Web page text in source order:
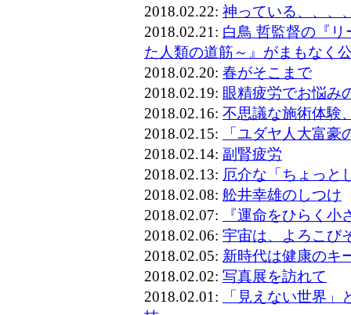
2018.02.22: 神っている、、、
2018.02.21: 白鳥 哲監督の『
た人類の道筋～』がまもなく
2018.02.20: 春がそこまで
2018.02.19: 眼精疲労でお悩み
2018.02.16: 不思議な施術体験
2018.02.15:
「ユダヤ人大富
2018.02.14: 副腎疲労
2018.02.13: 厄介な「ちょっと
2018.02.08: 舩井幸雄のしつけ
2018.02.07:
『運命をひらく
2018.02.06: 宇宙は、よろこび
2018.02.05: 新時代は健康のキ
2018.02.02: 写真展を訪れて
2018.02.01:
「見えない世界